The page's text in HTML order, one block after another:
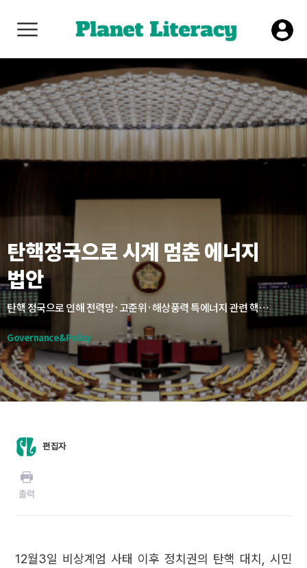
탄핵정국으로 시계 멈춘 에너지
법안
탄핵 정국으로 인해 전력망·고준위·해상풍력 특에너지 관련 핵심 법안의 제·개정 처리가 연내에는 사실상 불가능할 것으로 보인다. 특히 여야 합의가 필요한 11차 전력수급기본계획(전기본) 수립도 국회 보고도 어렵게 됐다. 업계는 재생에너지 확충, 탄소중립 목표 세부실행 등 발빠른 대응이 필요한 상황에서 실기할 수 있다는 우려가 나온다. EU를 중심으로 국제 탄소 무역장벽의 문턱이 나날이 높아지는 흐름에서 탄핵정국의 실타래가 언제, 어떻게 풀릴지 주목된다.
Governance&Policy
편집자
출력
12월3일 비상계엄 사태 이후 정치권의 탄핵 대치, 시민